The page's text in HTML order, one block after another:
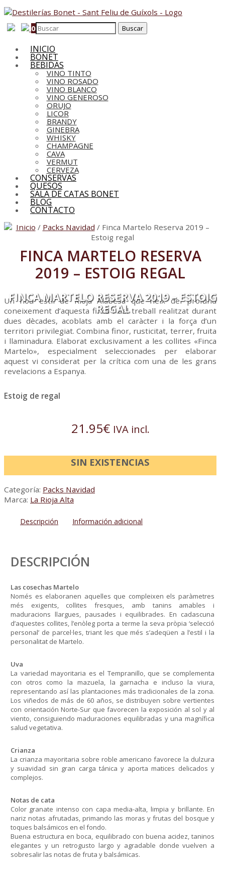
0
INICIO
BONET
BEBIDAS
VINO TINTO
VINO ROSADO
VINO BLANCO
VINO GENEROSO
ORUJO
LICOR
BRANDY
GINEBRA
WHISKY
CHAMPAGNE
CAVA
VERMUT
CERVEZA
CONSERVAS
QUESOS
SALA DE CATAS BONET
BLOG
CONTACTO
FINCA MARTELO RESERVA 2019 – ESTOIG
REGAL
Inicio / Packs Navidad / Finca Martelo Reserva 2019 –
Estoig regal
FINCA MARTELO RESERVA
2019 – ESTOIG REGAL
Un nou estil de Rioja Alabesa que neix del profund
coneixement d’aquesta finca i del treball realitzat durant
dues dècades, acoblats amb el caràcter i la força d’un
territori privilegiat. Combina finor, rusticitat, terrer, fruita
i llaminadura. Elaborat exclusivament a les collites «Finca
Martelo», especialment seleccionades per elaborar
aquest vi considerat per la crítica com una de les grans
revelacions a Espanya.
Estoig de regal
21.95€ IVA incl.
SIN EXISTENCIAS
Categoría: Packs Navidad
Marca: La Rioja Alta
Descripción Información adicional
DESCRIPCIÓN
Las cosechas Martelo
Només es elaboranen aquelles que compleixen els paràmetres
més exigents, collites fresques, amb tanins amables i
maduracions llargues, pausades i equilibrades. En cadascuna
d’aquestes collites, l’enòleg porta a terme la seva pròpia ‘selecció
personal’ de parcel·les, triant les que més s’adeqüen a l’estil i la
personalitat de Martelo.
Uva
La variedad mayoritaria es el Tempranillo, que se complementa
con otros como la mazuela, la garnacha e incluso la viura,
representando así las plantaciones más tradicionales de la zona.
Los viñedos de más de 60 años, se distribuyen sobre vertientes
con orientación Norte-Sur que favorecen la exposición al sol y al
viento, consiguiendo maduraciones equilibradas y una magnífica
salud vegetativa.
Crianza
La crianza mayoritaria sobre roble americano favorece la dulzura
y suavidad sin gran carga tánica y aporta matices delicados y
complejos.
Notas de cata
Color granate intenso con capa media-alta, limpia y brillante. En
nariz notas afrutadas, primando las moras y frutas del bosque y
toques balsámicos en el fondo.
Buena estructura en boca, equilibrado con buena acidez, taninos
elegantes y un retrogusto largo y agradable donde vuelven a
sobresalir las notas de fruta y balsámicas.